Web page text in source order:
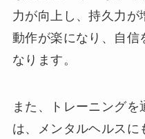
力が向上し、持久力が
動作が楽になり、自信
なります。
また、トレーニングを
は、メンタルヘルスに